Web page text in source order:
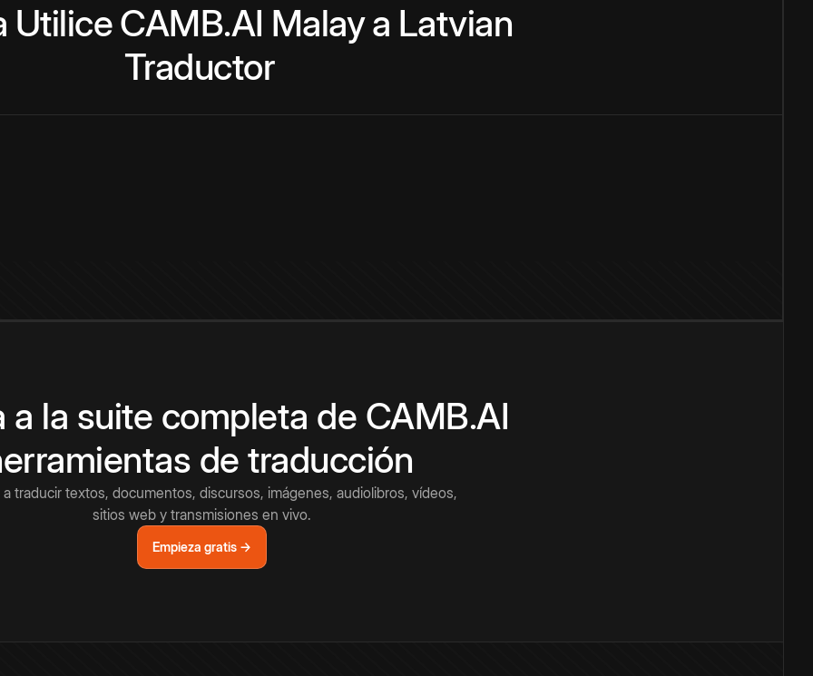
UtiliceCAMB.AI Malaya Latvian
Traductor
a la suite completa de CAMB.AI
de traducción
a traducir textos, documentos, discursos, imágenes, audiolibros, vídeos,
sitios web y transmisiones en vivo.
Empieza gratis →